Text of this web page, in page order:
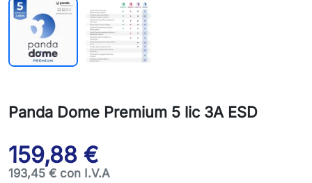
Panda Dome Premium 5 lic 3A ESD
159,88 €
193,45 € con I.V.A